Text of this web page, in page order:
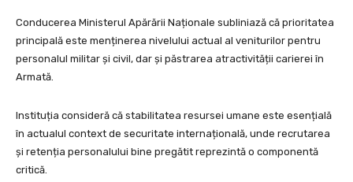
Conducerea Ministerul Apărării Naționale subliniază că prioritatea
principală este menținerea nivelului actual al veniturilor pentru
personalul militar și civil, dar și păstrarea atractivității carierei în
Armată.
Instituția consideră că stabilitatea resursei umane este esențială
în actualul context de securitate internațională, unde recrutarea
și retenția personalului bine pregătit reprezintă o componentă
critică.